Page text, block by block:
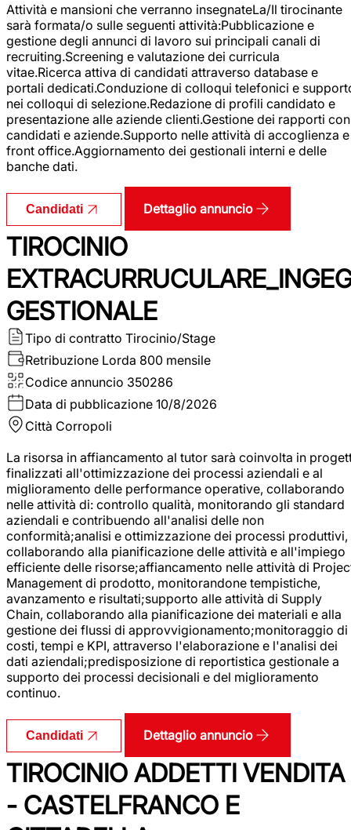
Attività e mansioni che verranno insegnateLa/Il tirocinante
sarà formata/o sulle seguenti attività:Pubblicazione e
gestione degli annunci di lavoro sui principali canali di
recruiting.Screening e valutazione dei curricula
vitae.Ricerca attiva di candidati attraverso database e
portali dedicati.Conduzione di colloqui telefonici e
nei colloqui di selezione.Redazione di profili candidato e
presentazione alle aziende clienti.Gestione dei rapporti con
candidati e aziende.Supporto nelle attività di accoglienza e
front office.Aggiornamento dei gestionali interni e delle
banche dati.
Candidati Dettaglio annuncio
TIROCINIO
GESTIONALE
Tipo di contratto Tirocinio/Stage
Retribuzione Lorda 800 mensile
Codice annuncio 350286
Data di pubblicazione 10/8/2026
Città Corropoli
La risorsa in affiancamento al tutor sarà coinvolta in
finalizzati all'ottimizzazione dei processi aziendali e al
miglioramento delle performance operative, collaborando
nelle attività di: controllo qualità, monitorando gli standard
aziendali e contribuendo all'analisi delle non
conformità;analisi e ottimizzazione dei processi produttivi,
collaborando alla pianificazione delle attività e all'impiego
efficiente delle risorse;affiancamento nelle attività di
Management di prodotto, monitorandone tempistiche,
avanzamento e risultati;supporto alle attività di Supply
Chain, collaborando alla pianificazione dei materiali e alla
gestione dei flussi di approvvigionamento;monitoraggio di
costi, tempi e KPI, attraverso l'elaborazione e l'analisi dei
dati aziendali;predisposizione di reportistica gestionale a
supporto dei processi decisionali e del miglioramento
continuo.
Candidati Dettaglio annuncio
TIROCINIO ADDETTI VENDITA
- CASTELFRANCO E